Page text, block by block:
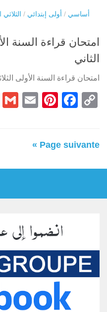
أساسي / أولى إبتدائي / الثلاثي
امتحان قراءة السنة
الثاني
امتحان قراءة السنة الأولى
Copy
Page suivante »